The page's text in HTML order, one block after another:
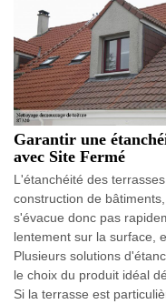
Garantir une
avec Site Fermé
L'étanchéité des
construction de
s'évacue donc pas
lentement sur la surface,
Plusieurs solutions
le choix du produit idéal
Si la terrasse est